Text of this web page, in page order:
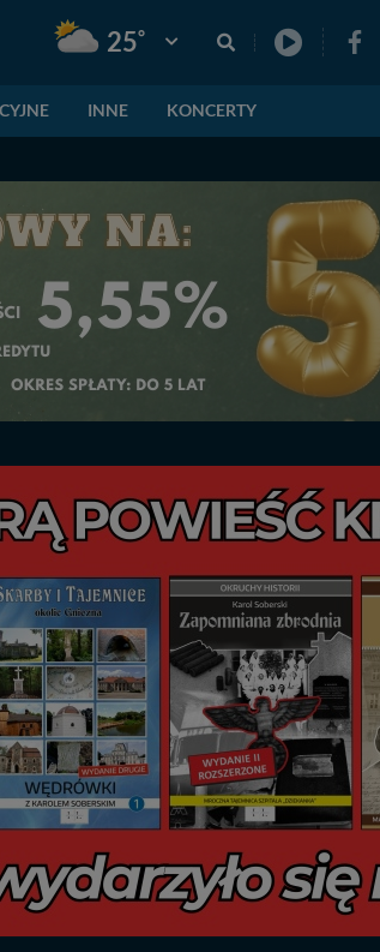
25° Pogoda: Gniezno
INNE KONCERTY